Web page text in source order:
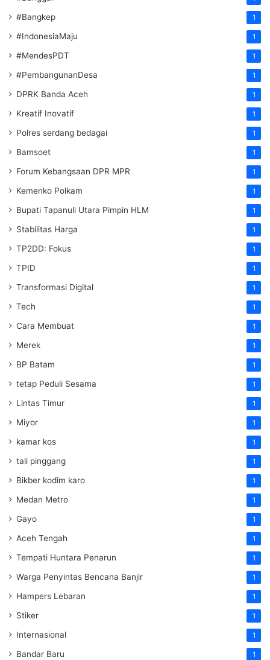
#Bangkep 1
#IndonesiaMaju 1
#MendesPDT 1
#PembangunanDesa 1
DPRK Banda Aceh 1
Kreatif Inovatif 1
Polres serdang bedagai 1
Bamsoet 1
Forum Kebangsaan DPR MPR 1
Kemenko Polkam 1
‎Bupati Tapanuli Utara Pimpin HLM 1
Stabilitas Harga 1
TP2DD: Fokus 1
TPID 1
Transformasi Digital 1
Tech 1
Cara Membuat 1
Merek 1
BP Batam 1
tetap Peduli Sesama 1
Lintas Timur 1
Miyor 1
kamar kos 1
tali pinggang 1
Bikber kodim karo 1
Medan Metro 1
Gayo 1
Aceh Tengah 1
Tempati Huntara Penarun 1
Warga Penyintas Bencana Banjir 1
Hampers Lebaran 1
Stiker 1
Internasional 1
Bandar Baru 1